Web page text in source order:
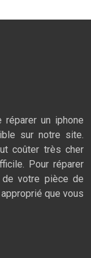
un iphone
sur notre site.
coûter très cher
Pour réparer
de votre pièce de
que vous